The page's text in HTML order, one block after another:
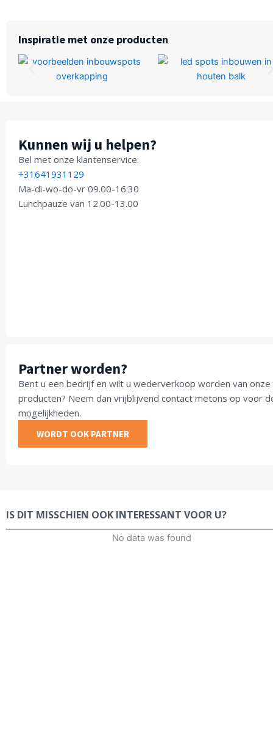
Inspiratie met onze producten
Kunnen wij u helpen?
Bel met onze klantenservice:
+31641931129
Ma-di-wo-do-vr 09.00-16:30
Lunchpauze van 12.00-13.00
Partner worden?
Bent u een bedrijf en wilt u wederverkoop worden van onze
producten? Neem dan vrijblijvend contact metons op voor
mogelijkheden.
WORDT OOK PARTNER
IS DIT MISSCHIEN OOK INTERESSANT VOOR U?
No data was found